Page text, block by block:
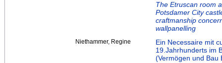
The Etruscan room
Potsdamer City
craftmanship
wallpanelling
Niethammer, Regine
Ein Necessaire mit
19.Jahrhunderts im
(Vermögen und Bau